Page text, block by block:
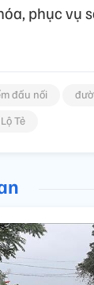
phục vụ
đấu nối
Tẻ